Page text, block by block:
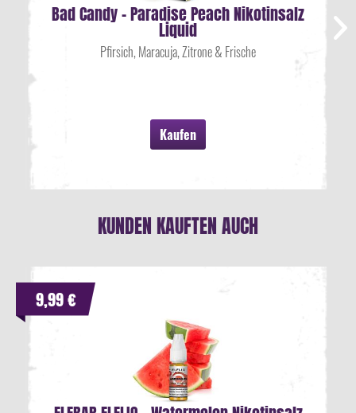
Bad Candy - Paradise Peach Nikotinsalz
Liquid
Pfirsich, Maracuja, Zitrone & Frische
Kaufen
KUNDEN KAUFTEN AUCH
9,99 €